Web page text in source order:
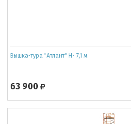
Вышка-тура "Атлант" Н- 7,1 м
63 900